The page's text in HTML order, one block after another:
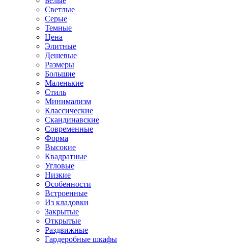
Светлые
Серые
Темные
Цена
Элитные
Дешевые
Размеры
Большие
Маленькие
Стиль
Минимализм
Классические
Скандинавские
Современные
Форма
Высокие
Квадратные
Угловые
Низкие
Особенности
Встроенные
Из кладовки
Закрытые
Открытые
Раздвижные
Гардеробные шкафы